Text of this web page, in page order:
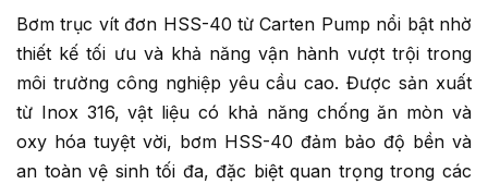
Bơm trục vít đơn HSS-40 từ Carten Pump nổi bật nhờ
thiết kế tối ưu và khả năng vận hành vượt trội trong
môi trường công nghiệp yêu cầu cao. Được sản xuất
từ Inox 316, vật liệu có khả năng chống ăn mòn và
oxy hóa tuyệt vời, bơm HSS-40 đảm bảo độ bền và
an toàn vệ sinh tối đa, đặc biệt quan trọng trong các